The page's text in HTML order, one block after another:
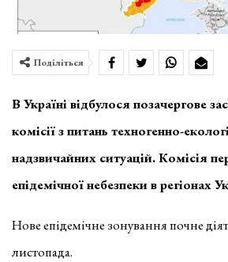
Поділіться
В Україні відбулося позачергове
комісії з питань техногенно-
надзвичайних ситуацій. Комісія
епідемічної небезпеки в регіонах
Нове епідемічне зонування почне
листопада.